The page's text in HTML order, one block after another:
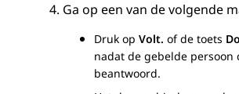
Ga op een van de volgende
Druk op Volt. of de toets
nadat de gebelde persoon
beantwoord.